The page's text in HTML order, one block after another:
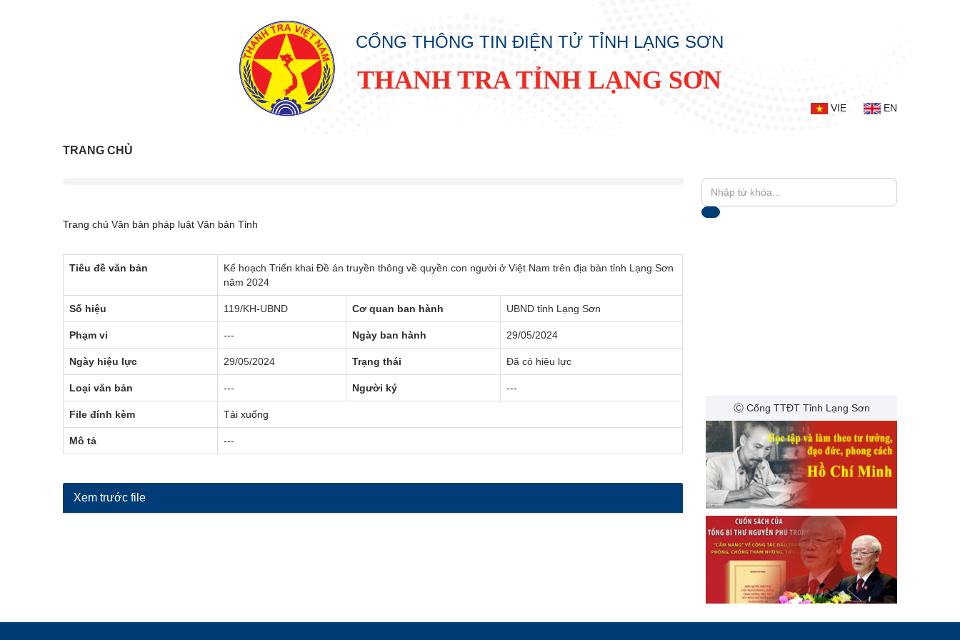
CỔNG THÔNG TIN ĐIỆN TỬ TỈNH LẠNG SƠN
THANH TRA TỈNH LẠNG SƠN
VIE EN
TRANG CHỦ
Trang chủ Văn bản pháp luật Văn bản Tỉnh
Tiêu đề văn bản
Kế hoạch Triển khai Đề án truyền thông về quyền con người ở Việt Nam trên địa bàn tỉnh Lạng Sơn
năm 2024
Số hiệu 119/KH-UBND Cơ quan ban hành UBND tỉnh Lạng Sơn
Phạm vi --- Ngày ban hành 29/05/2024
Ngày hiệu lực 29/05/2024 Trạng thái Đã có hiệu lực
Loại văn bản --- Người ký ---
File đính kèm Tải xuống
Mô tả ---
Xem trước file
Ⓒ Cổng TTĐT Tỉnh Lạng Sơn